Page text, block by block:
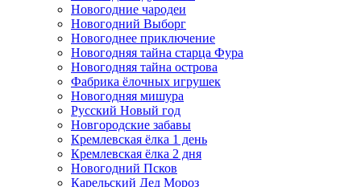
Новогодние чародеи
Новогодний Выборг
Новогоднее приключение
Новогодняя тайна старца Фура
Новогодняя тайна острова
Фабрика ёлочных игрушек
Новогодняя мишура
Русский Новый год
Новгородские забавы
Кремлевская ёлка 1 день
Кремлевская ёлка 2 дня
Новогодний Псков
Карельский Дед Мороз